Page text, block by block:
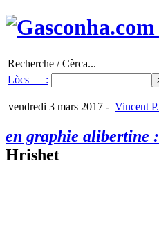
Recherche / Cèrca...
Lòcs :
vendredi 3 mars 2017 - Vincent P.
en graphie alibertine :
Hrishet